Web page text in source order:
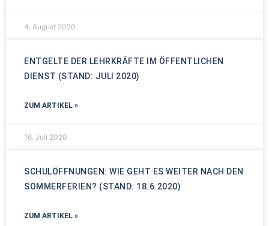
4. August 2020
ENTGELTE DER LEHRKRÄFTE IM ÖFFENTLICHEN
DIENST (STAND: JULI 2020)
ZUM ARTIKEL »
16. Juli 2020
SCHULÖFFNUNGEN: WIE GEHT ES WEITER NACH DEN
SOMMERFERIEN? (STAND: 18.6.2020)
ZUM ARTIKEL »